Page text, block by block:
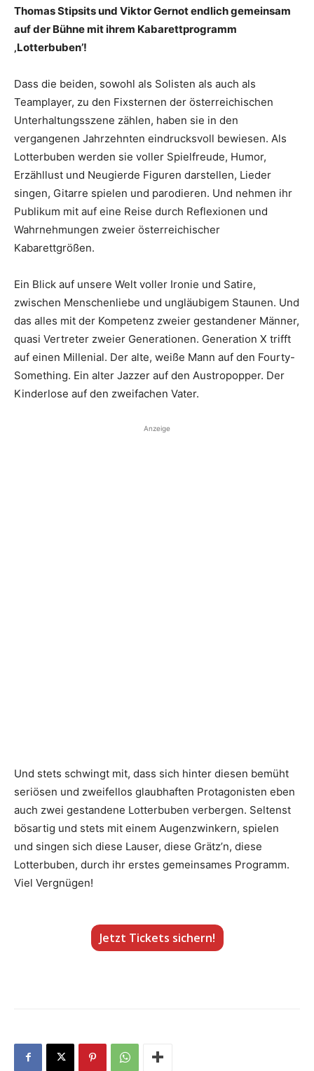
Thomas Stipsits und Viktor Gernot endlich gemeinsam
auf der Bühne mit ihrem Kabarettprogramm
‚Lotterbuben’!
Dass die beiden, sowohl als Solisten als auch als
Teamplayer, zu den Fixsternen der österreichischen
Unterhaltungsszene zählen, haben sie in den
vergangenen Jahrzehnten eindrucksvoll bewiesen. Als
Lotterbuben werden sie voller Spielfreude, Humor,
Erzähllust und Neugierde Figuren darstellen, Lieder
singen, Gitarre spielen und parodieren. Und nehmen ihr
Publikum mit auf eine Reise durch Reflexionen und
Wahrnehmungen zweier österreichischer
Kabarettgrößen.
Ein Blick auf unsere Welt voller Ironie und Satire,
zwischen Menschenliebe und ungläubigem Staunen. Und
das alles mit der Kompetenz zweier gestandener Männer,
quasi Vertreter zweier Generationen. Generation X trifft
auf einen Millenial. Der alte, weiße Mann auf den Fourty-
Something. Ein alter Jazzer auf den Austropopper. Der
Kinderlose auf den zweifachen Vater.
Anzeige
Und stets schwingt mit, dass sich hinter diesen bemüht
seriösen und zweifellos glaubhaften Protagonisten eben
auch zwei gestandene Lotterbuben verbergen. Seltenst
bösartig und stets mit einem Augenzwinkern, spielen
und singen sich diese Lauser, diese Grätz’n, diese
Lotterbuben, durch ihr erstes gemeinsames Programm.
Viel Vergnügen!
Jetzt Tickets sichern!